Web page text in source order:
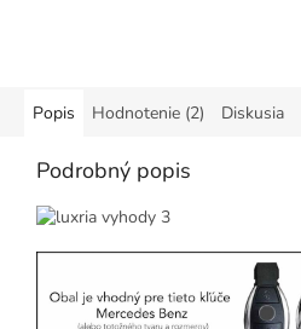
Popis Hodnotenie (2) Diskusia
Podrobný popis